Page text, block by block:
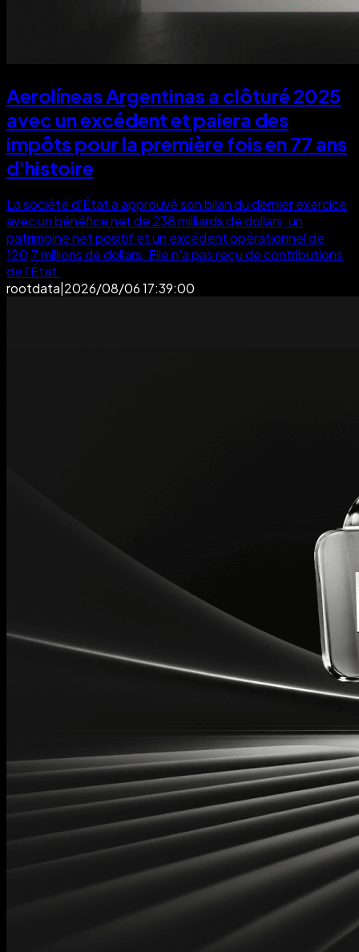
Aerolíneas Argentinas a clôturé 2025
avec un excédent et paiera des
impôts pour la première fois en 77 ans
d'histoire
La société d'État a approuvé son bilan du dernier exercice
avec un bénéfice net de 238 milliards de dollars, un
patrimoine net positif et un excédent opérationnel de
120,7 millions de dollars. Elle n'a pas reçu de contributions
de l'État.
rootdata 2026/08/06 17:39:00